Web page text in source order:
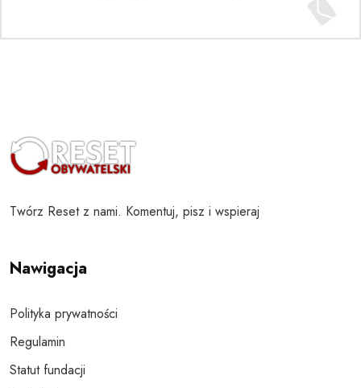
Twórz Reset z nami. Komentuj, pisz i wspieraj
Nawigacja
Polityka prywatności
Regulamin
Statut fundacji